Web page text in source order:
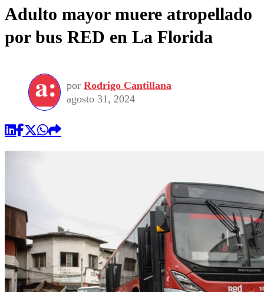
Adulto mayor muere atropellado
por bus RED en La Florida
por Rodrigo Cantillana
agosto 31, 2024